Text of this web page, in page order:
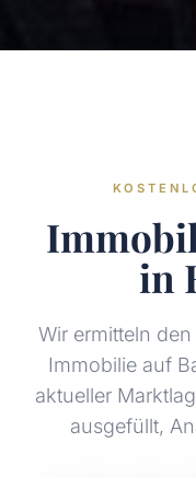
in
Wir ermitteln
Immobilie auf
aktueller
ausgefüllt,